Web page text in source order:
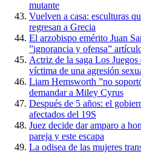
mutante
Vuelven a casa: esculturas
regresan a Grecia
El arzobispo emérito Juan
”ignorancia y ofensa”
Actriz de la saga Los
víctima de una agresión
Liam Hemsworth ”no
demandar a Miley Cyrus
Después de 5 años: el
afectados del 19S
Juez decide dar amparo a
pareja y este escapa
La odisea de las mujeres